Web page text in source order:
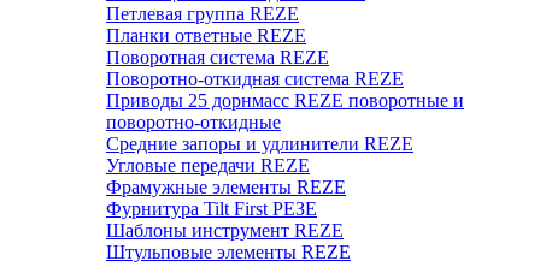
Петлевая группа REZE
Планки ответные REZE
Поворотная система REZE
Поворотно-откидная система REZE
Приводы 25 дорнмасс REZE поворотные и
поворотно-откидные
Средние запоры и удлинители REZE
Угловые передачи REZE
Фрамужные элементы REZE
Фурнитура Tilt First РЕЗЕ
Шаблоны инструмент REZE
Штульповые элементы REZE